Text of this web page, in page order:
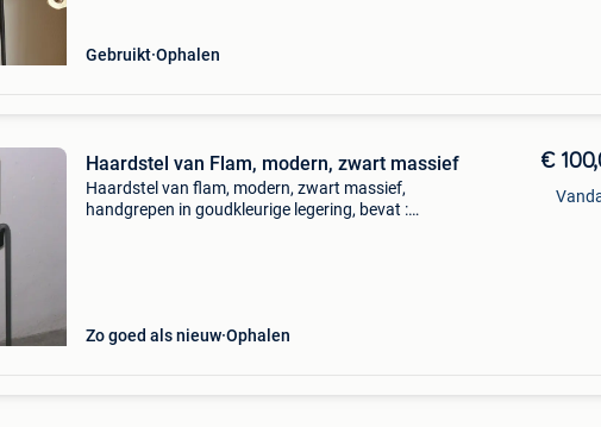
Gebruikt Ophalen
Haardstel van Flam, modern, zwart massief
Haardstel van flam, modern, zwart massief,
handgrepen in goudkleurige legering, bevat :
Zo goed als nieuw Ophalen
€